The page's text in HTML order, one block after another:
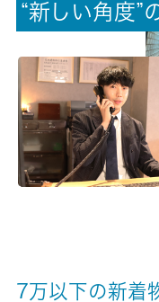
権利金/雑費
-/-
総戸数
8戸
現状/入居可能日
“新 し い角 度”
7万以下の新着